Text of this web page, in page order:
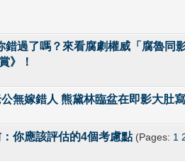
錯過了嗎？來看腐劇權威「腐魯同
》！
out of 5 in Average
2
無嫁錯人 熊黛林臨盆在即影大肚
out of 5 in Average
12345
你應該評估的4個考慮點 (Pages: 1
out of 5 in Average
12345